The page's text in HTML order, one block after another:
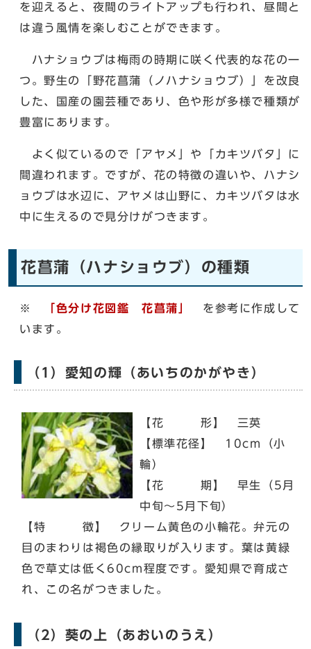
を迎えると、夜間のライトアップも行われ、昼間と
は違う風情を楽しむことができます。
ハナショウブは梅雨の時期に咲く代表的な花の一
つ。野生の「野花菖蒲（ノハナショウブ）」を改良
した、国産の園芸種であり、色や形が多様で種類が
豊富にあります。
よく似ているので「アヤメ」や「カキツバタ」に
間違われます。ですが、花の特徴の違いや、ハナシ
ョウブは水辺に、アヤメは山野に、カキツバタは水
中に生えるので見分けがつきます。
花菖蒲（ハナショウブ）の種類
※ 「色分け花図鑑 花菖蒲」 を参考に作成して
います。
（1）愛知の輝（あいちのかがやき）
【花 形】 三英
【標準花径】 10cm（小
輪）
【花 期】 早生（5月
中旬～5月下旬）
【特 徴】 クリーム黄色の小輪花。弁元の
目のまわりは褐色の縁取りが入ります。葉は黄緑
色で草丈は低く60cm程度です。愛知県で育成さ
れ、この名がつきました。
（2）葵の上（あおいのうえ）